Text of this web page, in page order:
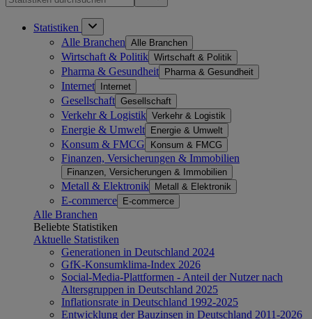
Statistiken
Alle Branchen Alle Branchen
Wirtschaft & Politik Wirtschaft & Politik
Pharma & Gesundheit Pharma & Gesundheit
Internet Internet
Gesellschaft Gesellschaft
Verkehr & Logistik Verkehr & Logistik
Energie & Umwelt Energie & Umwelt
Konsum & FMCG Konsum & FMCG
Finanzen, Versicherungen & Immobilien
Finanzen, Versicherungen & Immobilien
Metall & Elektronik Metall & Elektronik
E-commerce E-commerce
Alle Branchen
Beliebte Statistiken
Aktuelle Statistiken
Generationen in Deutschland 2024
GfK-Konsumklima-Index 2026
Social-Media-Plattformen - Anteil der Nutzer nach
Altersgruppen in Deutschland 2025
Inflationsrate in Deutschland 1992-2025
Entwicklung der Bauzinsen in Deutschland 2011-2026